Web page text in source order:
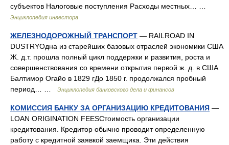
субъектов Налоговые поступления Расходы местных… …
Энциклопедия инвестора
ЖЕЛЕЗНОДОРОЖНЫЙ ТРАНСПОРТ — RAILROAD IN
DUSTRYОдна из старейших базовых отраслей экономики США
Ж. д.т. прошла полный цикл поддержки и развития, роста и
совершенствования со времени открытия первой ж. д. в США
Балтимор Огайо в 1829 гДо 1850 г. продолжался пробный
период… …
Энциклопедия банковского дела и финансов
КОМИССИЯ БАНКУ ЗА ОРГАНИЗАЦИЮ КРЕДИТОВАНИЯ —
LOAN ORIGINATION FEESСтоимость организации
кредитования. Кредитор обычно проводит определенную
работу с кредитной заявкой заемщика. Эти действия